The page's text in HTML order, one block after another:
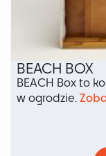
BEACH BOX
BEACH Box to
w ogrodzie.